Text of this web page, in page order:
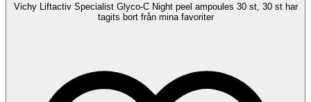
Vichy Liftactiv Specialist Glyco-C Night peel ampoules 30 st, 30 st har
tagits bort från mina favoriter